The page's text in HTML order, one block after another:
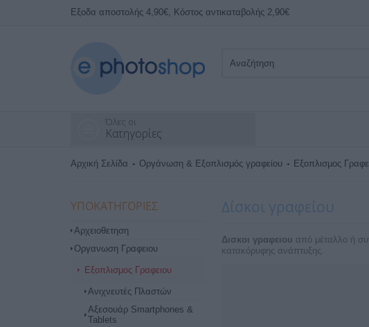
Εξοδα αποστολής 4,90€, Κόστος αντικαταβολής 2,90€
Όλες οι
Κατηγορίες
Αρχική Σελίδα Οργάνωση & Εξοπλισμός γραφείου Εξοπλισμος
ΥΠΟΚΑΤΗΓΟΡΊΕΣ
Αρχειοθετηση
Οργανωση Γραφειου
Εξοπλισμος Γραφειου
Ανιχνευτές Πλαστών
Αξεσουάρ Smartphones &
Tablets
Δίσκοι γραφείου
Δισκοι γραφειου από μέταλλο ή
κατακόρυφης ανάπτυξης.